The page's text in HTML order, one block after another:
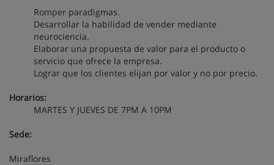
Romper paradigmas.
Desarrollar la habilidad de vender mediante
neurociencia.
Elaborar una propuesta de valor para el producto o
servicio que ofrece la empresa.
Lograr que los clientes elijan por valor y no por precio.
Horarios:
MARTES Y JUEVES DE 7PM A 10PM
Sede:
Miraflores